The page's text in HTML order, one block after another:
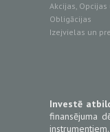
Akcijas, Opcijas
Obligācijas
Izejvielas un
Investē
finansējuma